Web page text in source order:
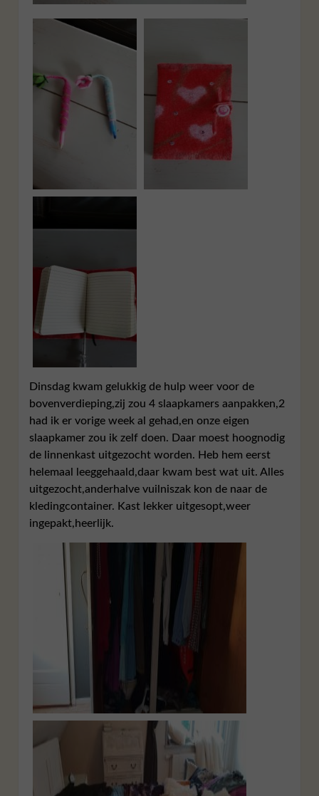
Dinsdag kwam gelukkig de hulp weer voor de
bovenverdieping,zij zou 4 slaapkamers aanpakken,2
had ik er vorige week al gehad,en onze eigen
slaapkamer zou ik zelf doen. Daar moest hoognodig
de linnenkast uitgezocht worden. Heb hem eerst
helemaal leeggehaald,daar kwam best wat uit. Alles
uitgezocht,anderhalve vuilniszak kon de naar de
kledingcontainer. Kast lekker uitgesopt,weer
ingepakt,heerlijk.